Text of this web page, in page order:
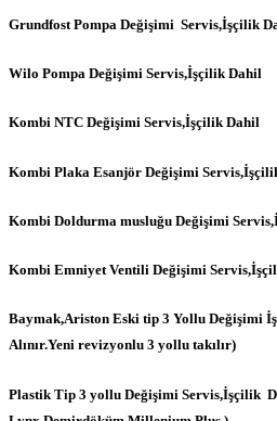
Grundfost Pompa Değişimi
Wilo Pompa Değişimi
Kombi NTC Değişimi
Kombi Plaka Esanjör Değişimi
Kombi Doldurma musluğu Değişimi
Kombi Emniyet Ventili Değişimi
Baymak,Ariston Eski tip 3 Yollu Değişimi
Alınır.Yeni revizyonlu 3 yollu takılır)
Plastik Tip 3 yollu Değişimi